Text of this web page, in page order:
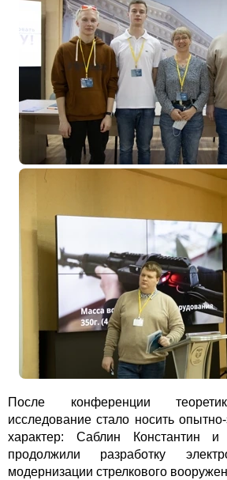
После конференции теоретико-
исследование стало носить
характер: Саблин Константин
продолжили разработку
модернизации стрелкового